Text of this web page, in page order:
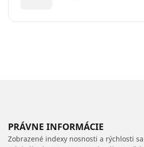
PRÁVNE INFORMÁCIE
Zobrazené indexy nosnosti a rýchlosti